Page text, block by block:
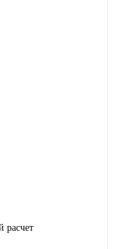
расчет